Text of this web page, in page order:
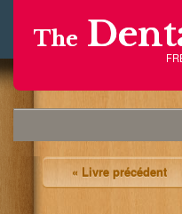
The
« Livre précédent